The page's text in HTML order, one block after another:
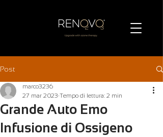
Post
Grande Auto Emo
Infusione di Ossigeno
marco3236
27 mar 2023 Tempo di lettura: 2 min